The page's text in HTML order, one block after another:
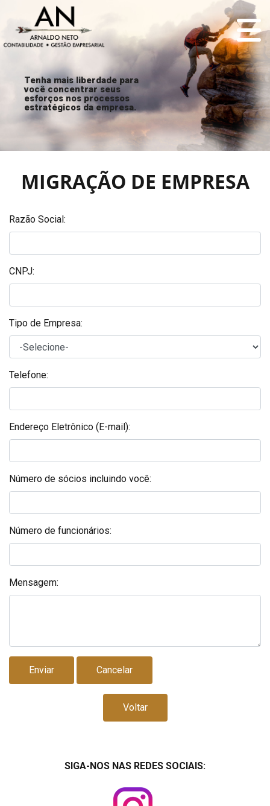
Tenha mais liberdade para
você concentrar seus
esforços nos processos
estratégicos da empresa.
MIGRAÇÃO DE EMPRESA
Razão Social:
CNPJ:
Tipo de Empresa:
Telefone:
Endereço Eletrônico (E-mail):
Número de sócios incluindo você:
Número de funcionários:
Mensagem:
Voltar
SIGA-NOS NAS REDES SOCIAIS: